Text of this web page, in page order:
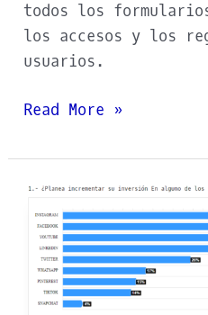
todos los
los accesos y los
usuarios.
Read More »
Las
plataformas
sociales
más
efectivas